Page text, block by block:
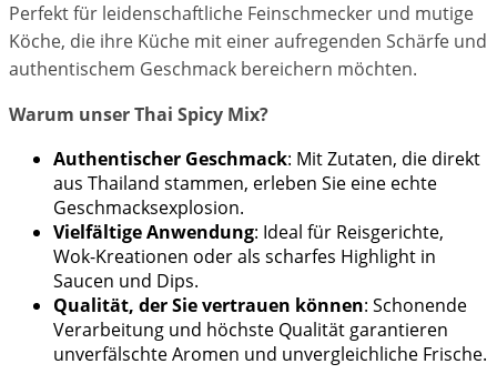
Perfekt für leidenschaftliche Feinschmecker und mutige
Köche, die ihre Küche mit einer aufregenden Schärfe und
authentischem Geschmack bereichern möchten.
Warum unser Thai Spicy Mix?
Authentischer Geschmack: Mit Zutaten, die direkt
aus Thailand stammen, erleben Sie eine echte
Geschmacksexplosion.
Vielfältige Anwendung: Ideal für Reisgerichte,
Wok-Kreationen oder als scharfes Highlight in
Saucen und Dips.
Qualität, der Sie vertrauen können: Schonende
Verarbeitung und höchste Qualität garantieren
unverfälschte Aromen und unvergleichliche Frische.